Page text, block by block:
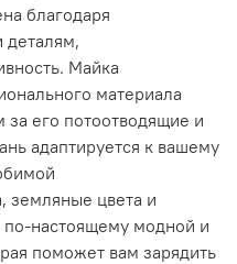
благодаря
деталям,
Майка
материала
его потоотводящие и
адаптируется к вашему
земляные цвета и
настоящему модной и
поможет вам зарядить